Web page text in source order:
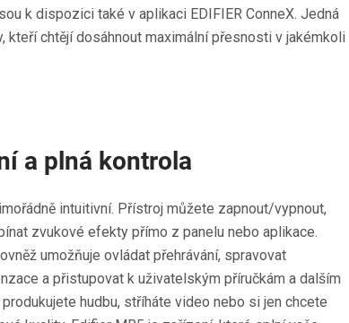
k dispozici také v aplikaci EDIFIER ConneX. Jedná
kteří chtějí dosáhnout maximální přesnosti v jakémkoli
a plná kontrola
intuitivní. Přístroj můžete zapnout/vypnout,
zvukové efekty přímo z panelu nebo aplikace.
umožňuje ovládat přehrávání, spravovat
a přistupovat k uživatelským příručkám a dalším
hudbu, stříháte video nebo si jen chcete